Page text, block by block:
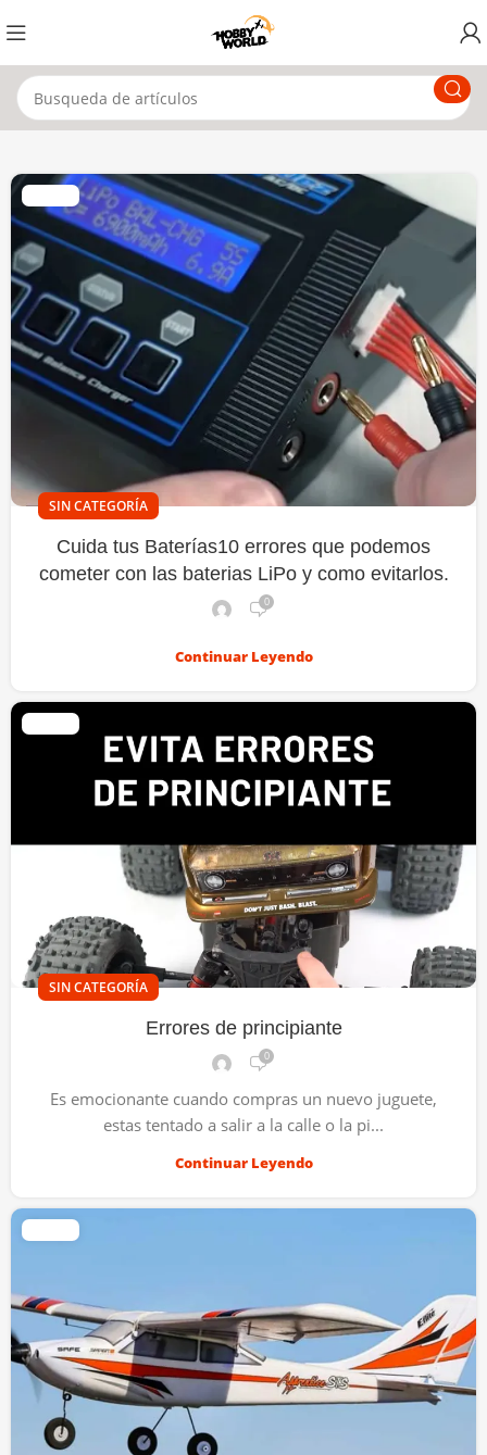
SIN CATEGORÍA
Cuida tus Baterías10 errores que podemos
cometer con las baterias LiPo y como evitarlos.
0
Continuar Leyendo
SIN CATEGORÍA
Errores de principiante
0
Es emocionante cuando compras un nuevo juguete,
estas tentado a salir a la calle o la pi...
Continuar Leyendo